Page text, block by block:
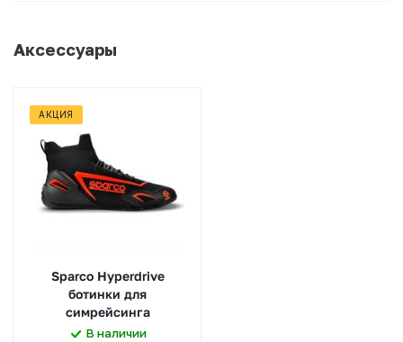
Аксессуары
АКЦИЯ
Sparco Hyperdrive
ботинки для
симрейсинга
В наличии